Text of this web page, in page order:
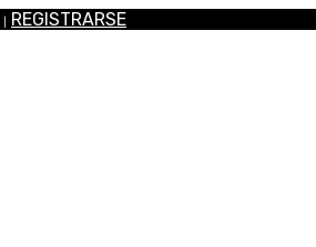
REGISTRARSE